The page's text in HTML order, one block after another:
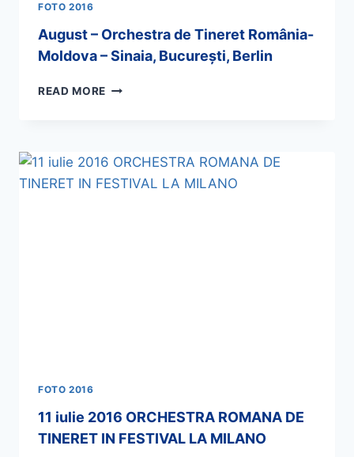
FOTO 2016
August – Orchestra de Tineret România-
Moldova – Sinaia, Bucureşti, Berlin
READ MORE
FOTO 2016
11 iulie 2016 ORCHESTRA ROMANA DE
TINERET IN FESTIVAL LA MILANO